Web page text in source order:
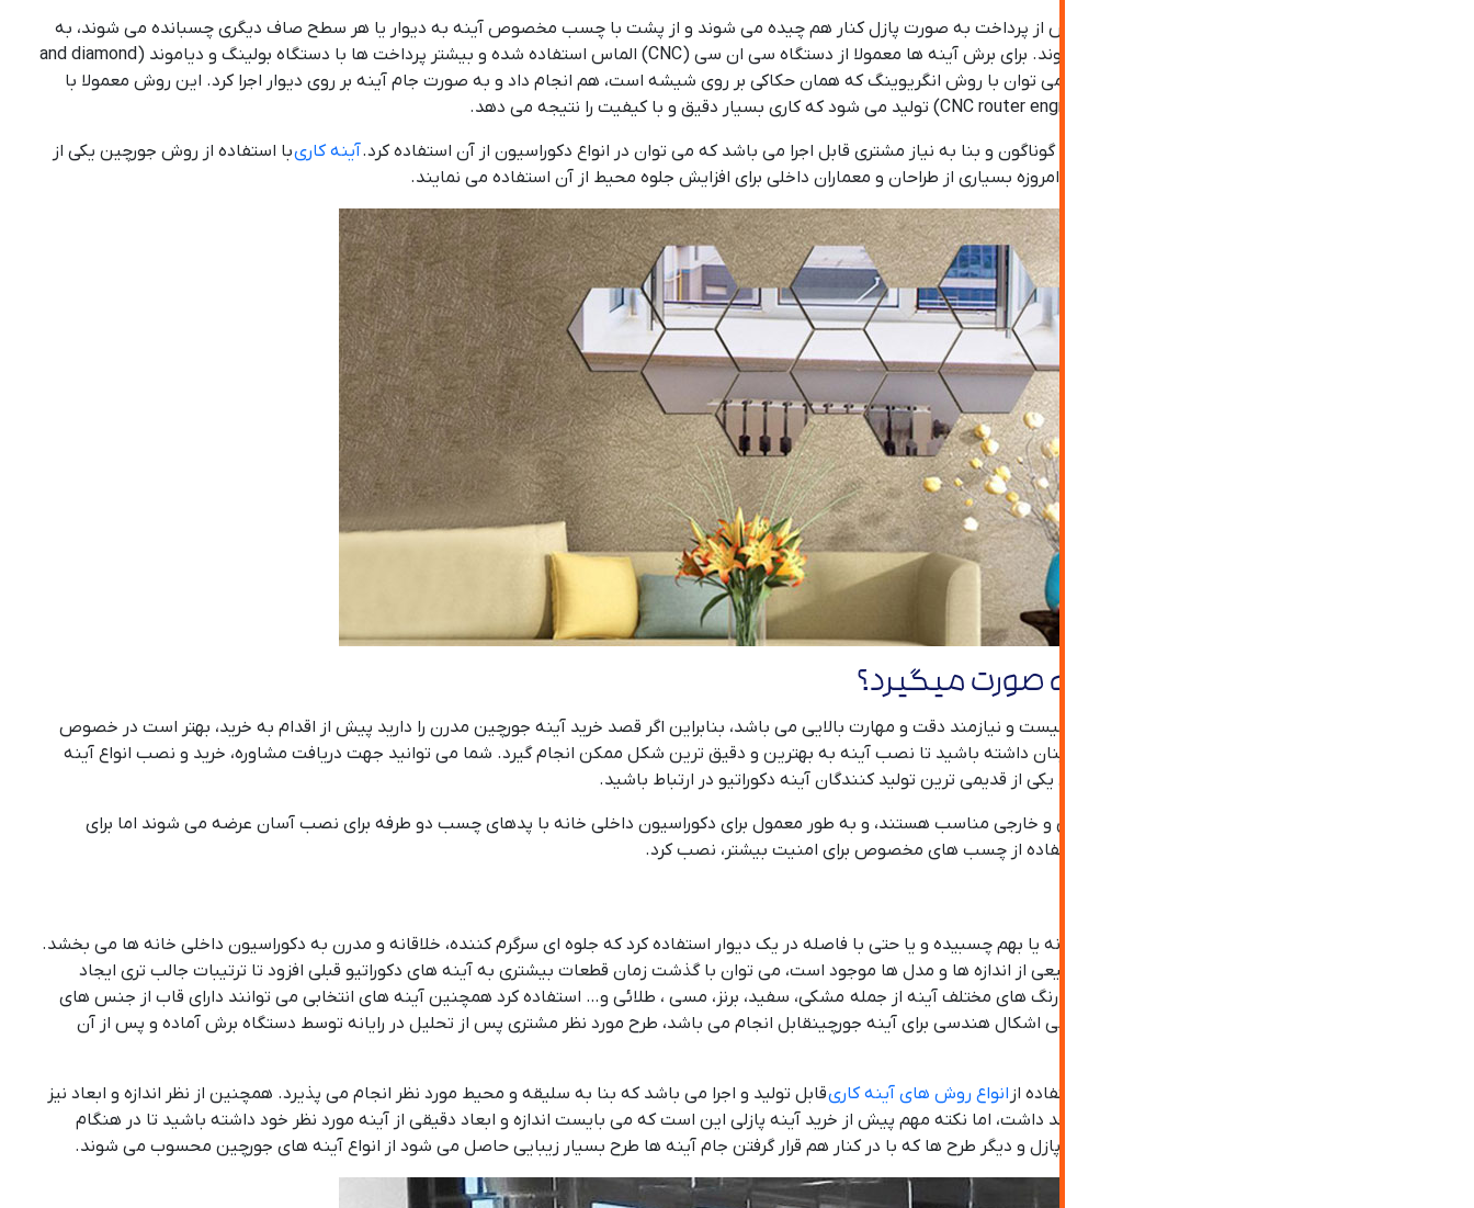
آینه هایی که به اشکال گوناگون برش می خورند و پس از پرداخت به صورت پازل کنار هم چیده می شوند و از پشت با چسب مخصوص آینه به دیوار یا هر سطح صاف دیگری چسبانده می شوند، به
نام آینه جورچین یا آینه کاری جورچین شناخته می شوند. برای برش آینه ها معمولا از دستگاه سی ان سی (CNC) الماس استفاده شده و بیشتر پرداخت ها با دستگاه بولینگ و دیاموند (and diamond
beveling) انجام می شود. این اشکال منظم و زیبا را می توان با روش انگریوینگ که همان حکاکی بر روی شیشه است، هم انجام داد و به صورت جام آینه بر روی دیوار اجرا کرد. این روش معمولا با
بنابراین تولید آینه جورچین مدرن بر اساس مدل های گوناگون و بنا به نیاز مشتری قابل اجرا می باشد که می توان در انواع دکوراسیون از آن استفاده کرد.آینه کاریبا استفاده از روش جورچین یکی از
بهترین انواع آینه های دکوراتیو محسوب می شود که امروزه بسیاری از طراحان و معماران داخلی برای افزایش جلوه محیط از آن استفاده می نمایند.
نصب آینه کاری جورچین چگونه صورت میگیرد؟
فرآیند نصب آینه جورچین همانند آینه های معمولی نیست و نیازمند دقت و مهارت بالایی می باشد، بنابراین اگر قصد خرید آینه جورچین مدرن را دارید پیش از اقدام به خرید، بهتر است در خصوص
کارشناسان نصب آینه شرکت مورد نظر تحقیق و اطمینان داشته باشید تا نصب آینه به بهترین و دقیق ترین شکل ممکن انجام گیرد. شما می توانید جهت دریافت مشاوره، خرید و نصب انواع آینه
های تزئینی با کارشناسان شرکت ترنج آذین به عنوان یکی از قدیمی ترین تولید کنندگان آینه دکوراتیو در ارتباط باشید.
آینه های جورچین مدرن برای استفاده در فضای داخلی و خارجی مناسب هستند، و به طور معمول برای دکوراسیون داخلی خانه با پدهای چسب دو طرفه برای نصب آسان عرضه می شوند اما برای
استفاده در فضای باز بهتر است آنها را با پیچ یا با استفاده از چسب های مخصوص برای امنیت بیشتر، نصب کرد.
آینه های جورچین یا پازلی را می توان به صورت جداگانه یا بهم چسبیده و یا حتی با فاصله در یک دیوار استفاده کرد که جلوه ای سرگرم کننده، خلاقانه و مدرن به دکوراسیون داخلی خانه ها می بخشد.
همچنین به دلیل اینکه آینه پازلی مدرن در طیف وسیعی از اندازه ها و مدل ها موجود است، می توان با گذشت زمان قطعات بیشتری به آینه های دکوراتیو قبلی افزود تا ترتیبات جالب تری ایجاد
کنید. برای ساخت انواع آینه جورچین می توان از انواع رنگ های مختلف آینه از جمله مشکی، سفید، برنز، مسی ، طلائی و… استفاده کرد همچنین آینه های انتخابی می توانند دارای قاب از جنس های
مختلف یا فریم لس باشند. از نظر طرح و مدل هم تمامی اشکال هندسی برای آینه جورچینقابل انجام می باشد، طرح مورد نظر مشتری پس از تحلیل در رایانه توسط دستگاه برش آماده و پس از آن
همانطور که گفته شد طرح های متنوعی از آینه با استفاده از انواع روش های آینه کاریقابل تولید و اجرا می باشد که بنا به سلیقه و محیط مورد نظر انجام می پذیرد. همچنین از نظر اندازه و ابعاد نیز
محدودیتی برای تولید آینه جورچین مدرن وجود نخواهد داشت، اما نکته مهم پیش از خرید آینه پازلی این است که می بایست اندازه و ابعاد دقیقی از آینه مورد نظر خود داشته باشید تا در هنگام
نصب کار دچار مشکل نشوید. طرح هایی مانند کندو، پازل و دیگر طرح ها که با در کنار هم قرار گرفتن جام آینه ها طرح بسیار زیبایی حاصل می شود از انواع آینه های جورچین محسوب می شوند.